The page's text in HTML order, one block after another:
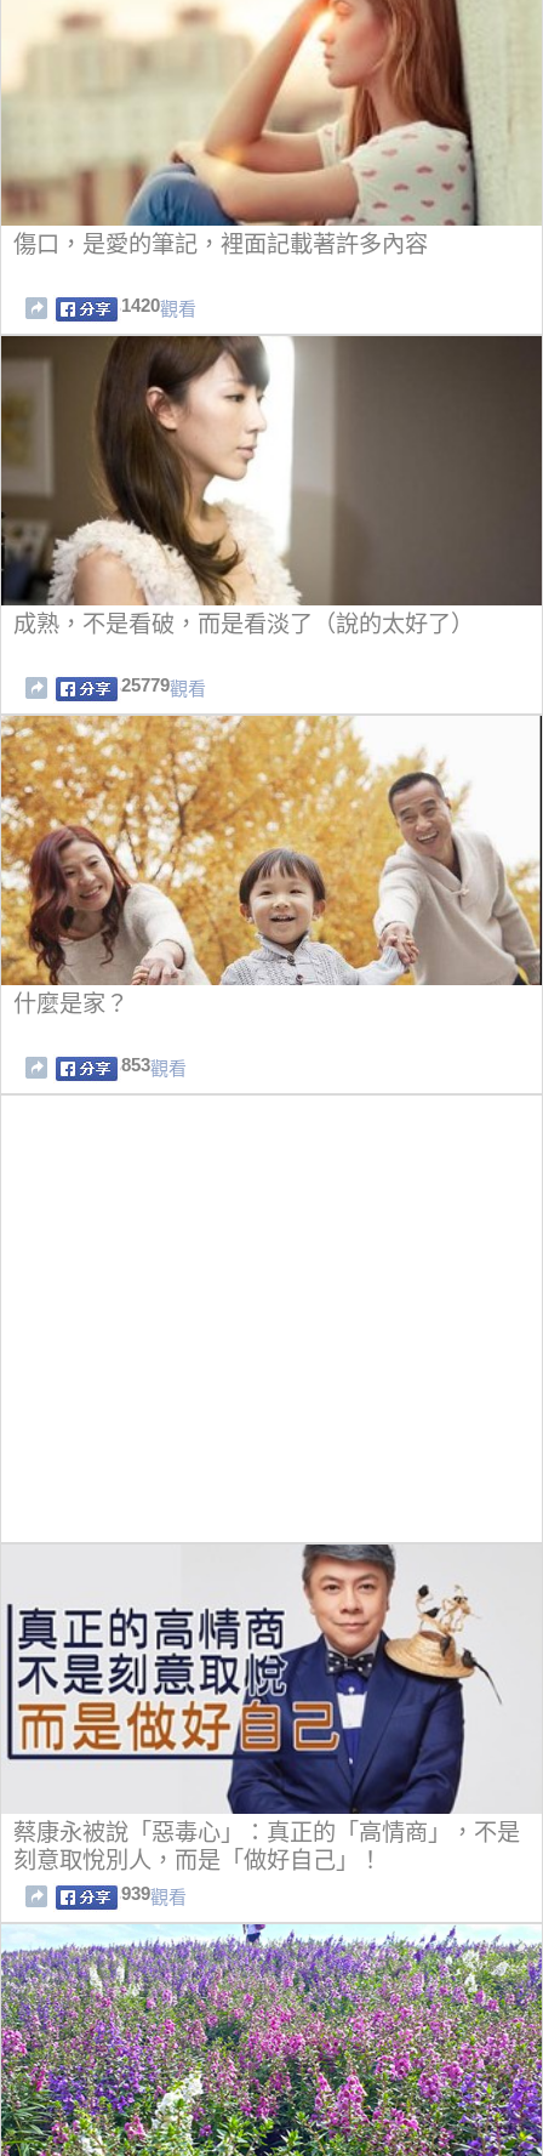
傷口，是愛的筆記，裡面記載著許多內容
1420觀看
成熟，不是看破，而是看淡了（說的太好了）
25779觀看
什麼是家？
853觀看
蔡康永被說「惡毒心」：真正的「高情商」，不是
刻意取悅別人，而是「做好自己」！
939觀看